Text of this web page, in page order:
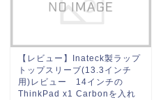
【レビュー】Inateck製ラップ
トップスリーブ(13.3インチ
用)レビュー 14インチの
ThinkPad x1 Carbonを入れ